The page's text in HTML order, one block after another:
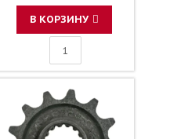
В КОРЗИНУ